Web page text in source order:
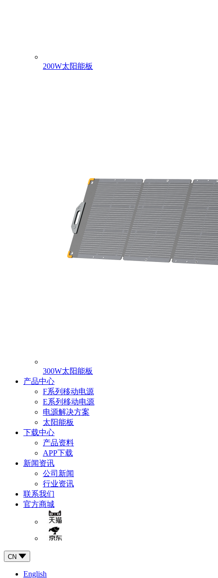
200W太阳能板
300W太阳能板
产品中心
F系列移动电源
E系列移动电源
电源解决方案
太阳能板
下载中心
产品资料
APP下载
新闻资讯
公司新闻
行业资讯
联系我们
官方商城
CN
English